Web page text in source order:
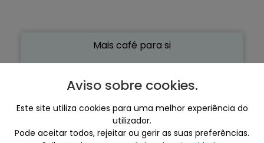
Mais café para si
Produtos Relacionados
Aviso sobre cookies.
Este site utiliza cookies para uma melhor experiência do
utilizador.
Pode aceitar todos, rejeitar ou gerir as suas preferências.